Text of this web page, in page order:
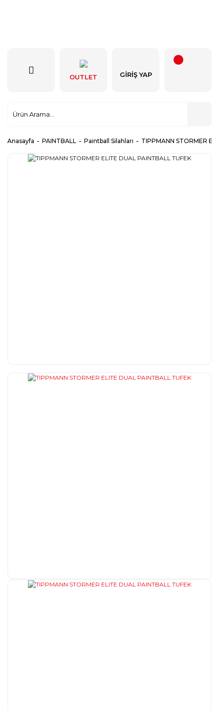
OUTLET GIRIŞ YAP
Anasayfa PAINTBALL Paintball Silahları TIPPMANN STORMER